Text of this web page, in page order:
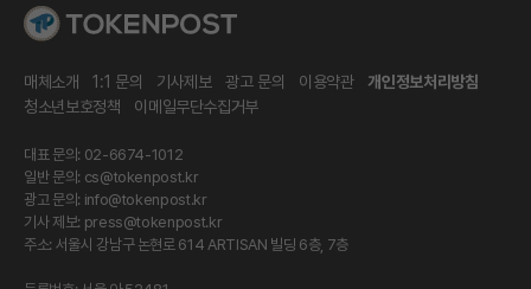
매체소개 1:1 문의 기사제보 광고 문의 이용약관
개인정보처리방침
청소년보호정책
이메일무단수집거부
대표 문의: 02-6674-1012
일반 문의: cs@tokenpost.kr
광고 문의: info@tokenpost.kr
기사 제보: press@tokenpost.kr
주소: 서울시 강남구 논현로 614 ARTISAN 빌딩 6층, 7층